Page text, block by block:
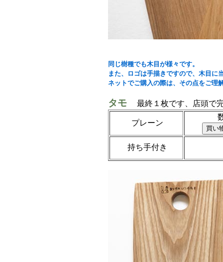
同じ樹種でも木目が様々です。
また、ロゴは手描きですので、木目に
ネットでご購入の際は、その点をご理
タモ 最終１枚です、店頭で
プレーン
持ち手付き